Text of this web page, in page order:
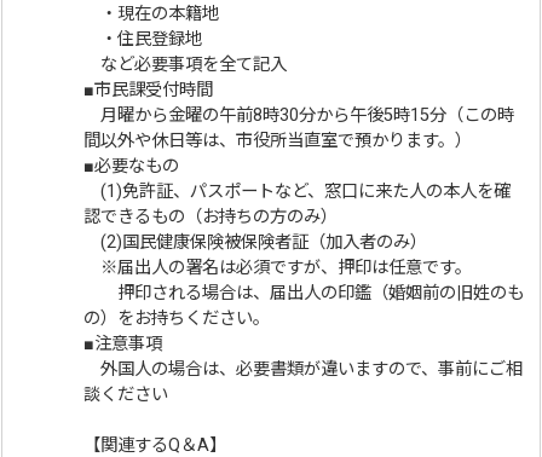
・現在の本籍地
・住民登録地
など必要事項を全て記入
■市民課受付時間
月曜から金曜の午前8時30分から午後5時15分（この時
間以外や休日等は、市役所当直室で預かります。）
■必要なもの
(1)免許証、パスポートなど、窓口に来た人の本人を確
認できるもの（お持ちの方のみ）
(2)国民健康保険被保険者証（加入者のみ）
※届出人の署名は必須ですが、押印は任意です。
押印される場合は、届出人の印鑑（婚姻前の旧姓のも
の）をお持ちください。
■注意事項
外国人の場合は、必要書類が違いますので、事前にご相
談ください
【関連するQ＆A】